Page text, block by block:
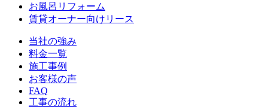
お風呂リフォーム
賃貸オーナー向けリース
当社の強み
料金一覧
施工事例
お客様の声
FAQ
工事の流れ